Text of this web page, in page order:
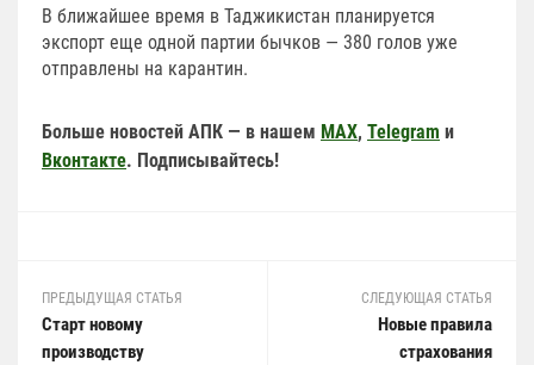
В ближайшее время в Таджикистан планируется
экспорт еще одной партии бычков — 380 голов уже
отправлены на карантин.
Больше новостей АПК — в нашем MAX, Telegram и
Вконтакте. Подписывайтесь!
ПРЕДЫДУЩАЯ СТАТЬЯ
Старт новому
производству
СЛЕДУЮЩАЯ СТАТЬЯ
Новые правила
страхования